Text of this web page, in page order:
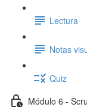
Lectura
Notas
Quiz
Módulo 6 -